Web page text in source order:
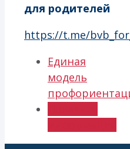
для родителей
https://t.me/
Единая
модель